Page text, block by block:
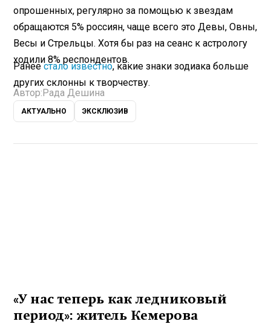
опрошенных, регулярно за помощью к звездам
обращаются 5% россиян, чаще всего это Девы, Овны,
Весы и Стрельцы. Хотя бы раз на сеанс к астрологу
ходили 8% респондентов.
Ранеестало известно, какие знаки зодиака больше
других склонны к творчеству.
Автор:Рада Дешина
АКТУАЛЬНО ЭКСКЛЮЗИВ
«У нас теперь как ледниковый
период»: житель Кемерова